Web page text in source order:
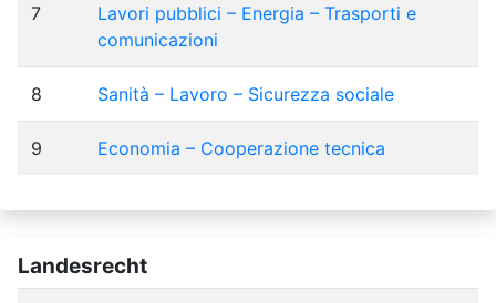
7
Lavori pubblici – Energia – Trasporti e
comunicazioni
8 Sanità – Lavoro – Sicurezza sociale
9 Economia – Cooperazione tecnica
Landesrecht